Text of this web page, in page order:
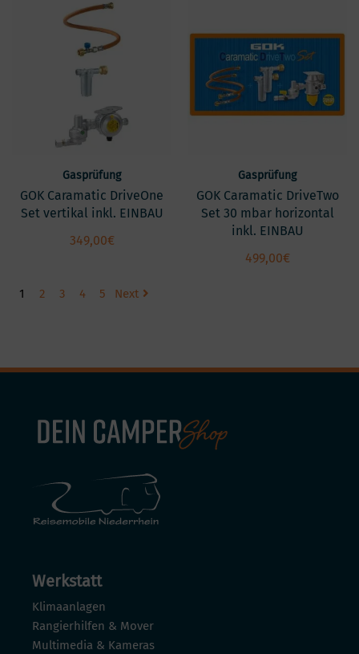
Gasprüfung
GOK Caramatic DriveOne
Set vertikal inkl. EINBAU
349,00€
Gasprüfung
GOK Caramatic DriveTwo
Set 30 mbar horizontal
inkl. EINBAU
499,00€
1 2 3 4 5 Next
Werkstatt
Klimaanlagen
Rangierhilfen & Mover
Multimedia & Kameras